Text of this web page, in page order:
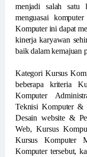
menjadi salah satu
menguasai
Komputer ini dapat
kinerja karyawan
baik dalam kemajuan
Kategori Kursus
beberapa kriteria
Komputer
Teknisi Komputer &
Desain website &
Web, Kursus
Kursus Komputer
Komputer tersebut,